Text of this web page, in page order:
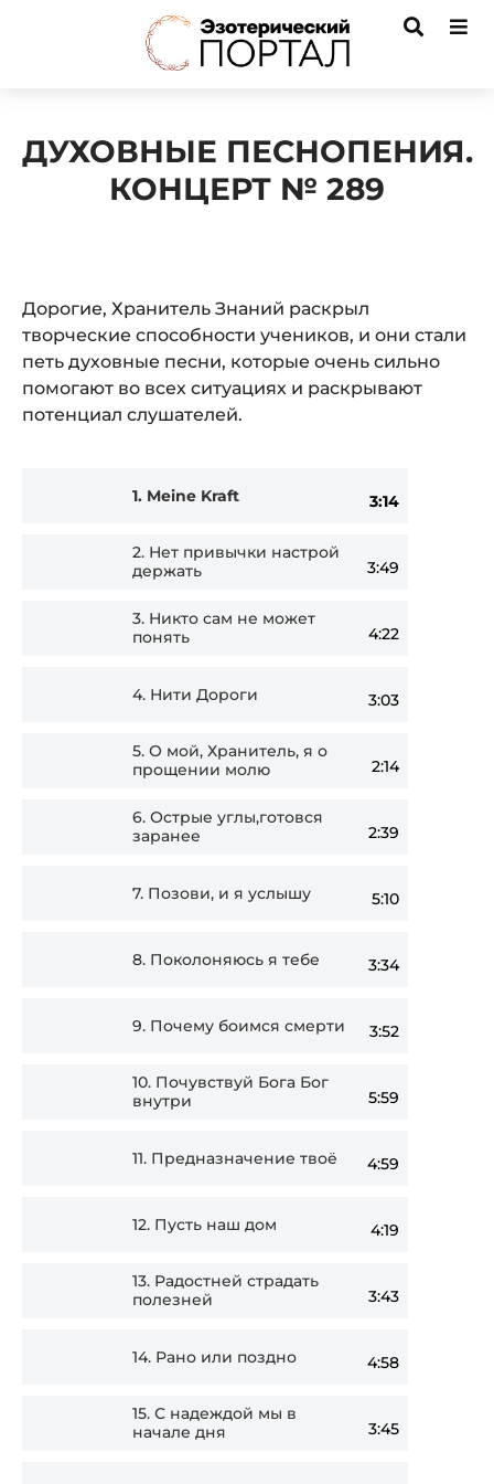
ДУХОВНЫЕ ПЕСНОПЕНИЯ.
КОНЦЕРТ № 289
Дорогие, Хранитель Знаний раскрыл
творческие способности учеников, и они стали
петь духовные песни, которые очень сильно
помогают во всех ситуациях и раскрывают
потенциал слушателей.
1. Meine Kraft 3:14
2. Нет привычки настрой
держать
3:49
3. Никто сам не может
понять
4:22
4. Нити Дороги 3:03
5. О мой, Хранитель, я о
прощении молю
2:14
6. Острые углы,готовся
заранее
2:39
7. Позови, и я услышу 5:10
8. Поколоняюсь я тебе 3:34
9. Почему боимся смерти 3:52
10. Почувствуй Бога Бог
внутри
5:59
11. Предназначение твоё 4:59
12. Пусть наш дом 4:19
13. Радостней страдать
полезней
3:43
14. Рано или поздно 4:58
15. С надеждой мы в
начале дня
3:45